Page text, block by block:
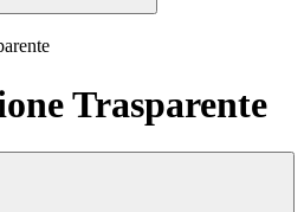
Trasparente